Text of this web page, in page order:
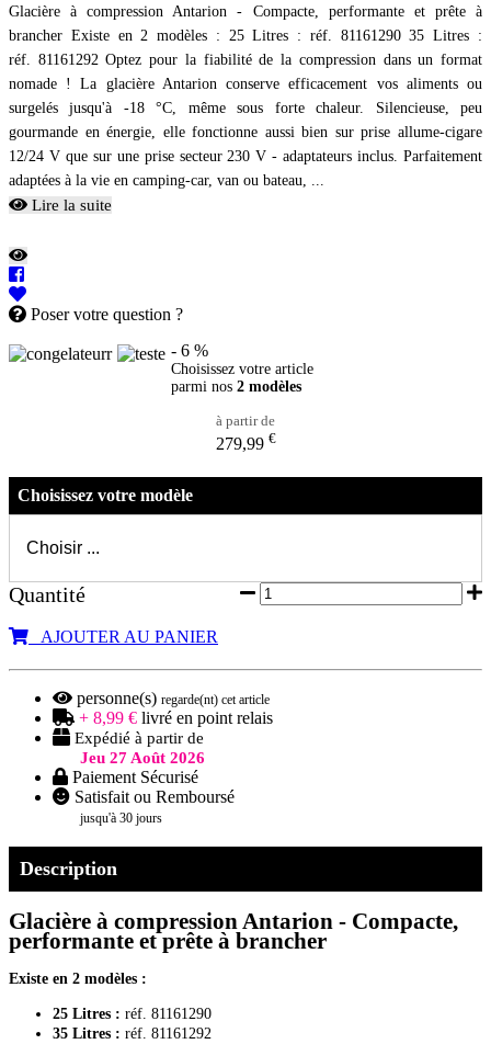
Glacière à compression Antarion - Compacte, performante et prête à
brancher Existe en 2 modèles : 25 Litres : réf. 81161290 35 Litres :
réf. 81161292 Optez pour la fiabilité de la compression dans un format
nomade ! La glacière Antarion conserve efficacement vos aliments ou
surgelés jusqu'à -18 °C, même sous forte chaleur. Silencieuse, peu
gourmande en énergie, elle fonctionne aussi bien sur prise allume-cigare
12/24 V que sur une prise secteur 230 V - adaptateurs inclus. Parfaitement
adaptées à la vie en camping-car, van ou bateau, ...
Lire la suite
Poser votre question ?
- 6 %
Choisissez votre article
parmi nos 2 modèles
à partir de
279,99 €
Choisissez votre modèle
Quantité
AJOUTER AU PANIER
personne(s) regarde(nt) cet article
+ 8,99 € livré en point relais
Expédié à partir de
Jeu 27 Août 2026
Paiement Sécurisé
Satisfait ou Remboursé
jusqu'à 30 jours
Description
Glacière à compression Antarion - Compacte,
performante et prête à brancher
Existe en 2 modèles :
25 Litres : réf. 81161290
35 Litres : réf. 81161292